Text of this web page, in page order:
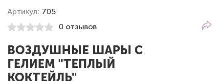
Артикул: 705
0 отзывов
ВОЗДУШНЫЕ ШАРЫ С
ГЕЛИЕМ "ТЕПЛЫЙ
КОКТЕЙЛЬ"